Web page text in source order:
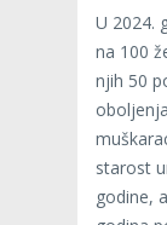
U 2024.
na 100
njih 50
starost
godine,